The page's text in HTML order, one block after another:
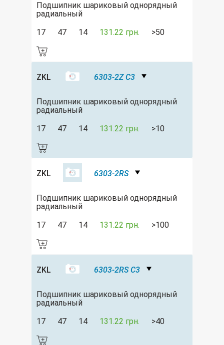
Подшипник шариковый однорядный
радиальный
17
47 14 131.22 грн. >50
ZKL 6303-2Z C3
Подшипник шариковый однорядный
радиальный
17
47 14 131.22 грн. >10
ZKL 6303-2RS
Подшипник шариковый однорядный
радиальный
17
47 14 131.22 грн. >100
ZKL 6303-2RS C3
Подшипник шариковый однорядный
радиальный
17
47 14 131.22 грн. >40